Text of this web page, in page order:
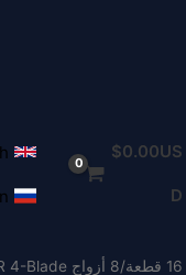
$0.00US
D